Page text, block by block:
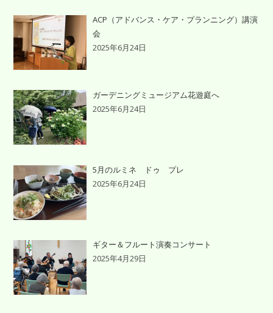
ACP（アドバンス・ケア・プランニング）講演
会
2025年6月24日
ガーデニングミュージアム花遊庭へ
2025年6月24日
5月のルミネ ドゥ プレ
2025年6月24日
ギター＆フルート演奏コンサート
2025年4月29日